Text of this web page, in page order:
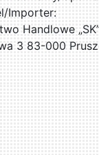
Importer:
Handlowe
3 83-000